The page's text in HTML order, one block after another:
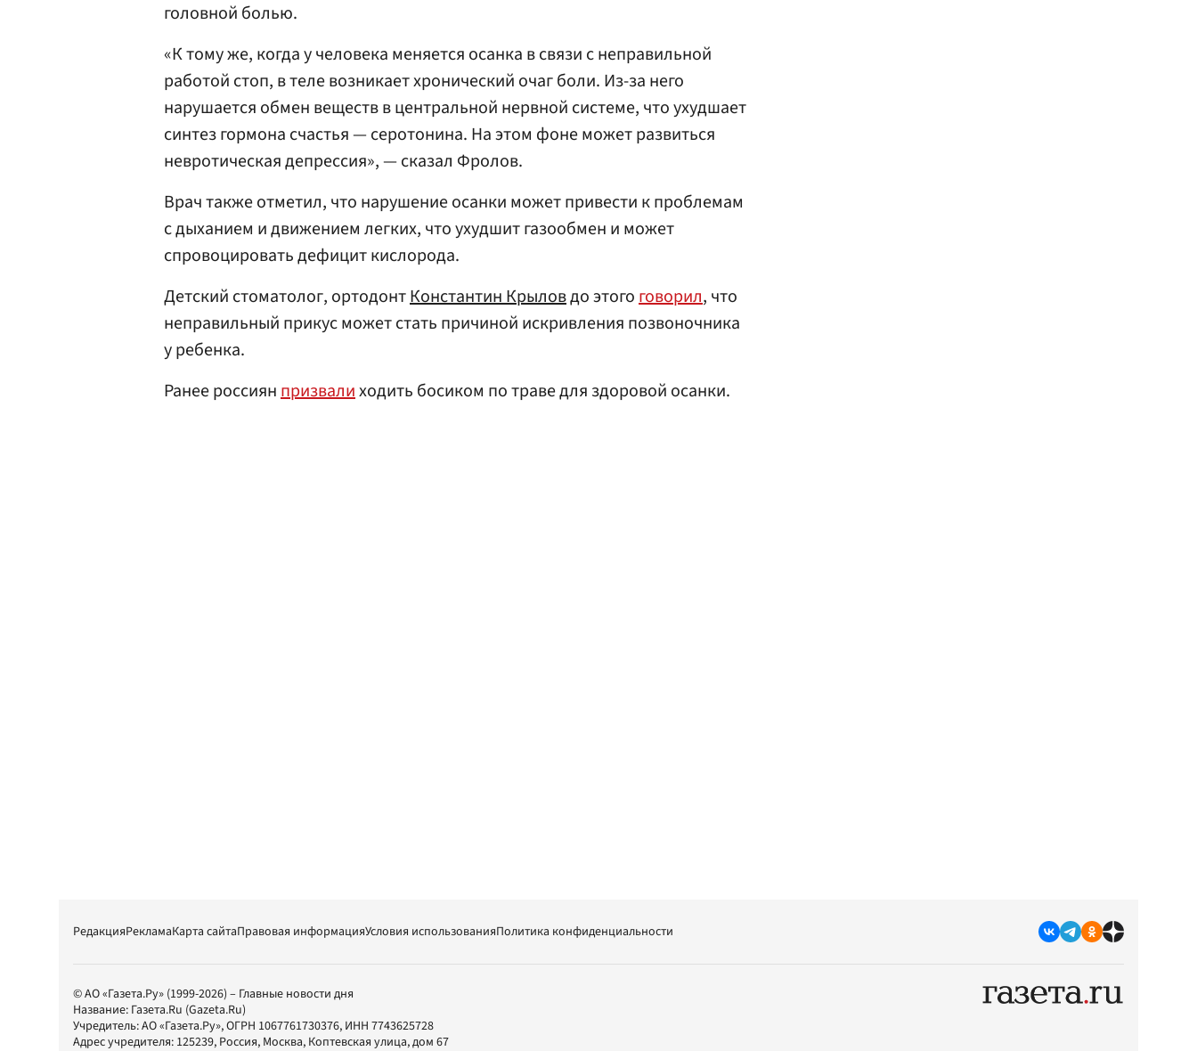
головной болью.
«К тому же, когда у человека меняется осанка в связи с неправильной
работой стоп, в теле возникает хронический очаг боли. Из-за него
нарушается обмен веществ в центральной нервной системе, что ухудшает
синтез гормона счастья — серотонина. На этом фоне может развиться
невротическая депрессия», — сказал Фролов.
Врач также отметил, что нарушение осанки может привести к проблемам
с дыханием и движением легких, что ухудшит газообмен и может
спровоцировать дефицит кислорода.
Детский стоматолог, ортодонтКонстантин Крыловдо этогоговорил, что
неправильный прикус может стать причиной искривления позвоночника
у ребенка.
Ранее россиянпризвалиходить босиком по траве для здоровой осанки.
РедакцияРекламаКарта сайтаПравовая информацияУсловия использованияПолитика конфиденциальности
© АО «Газета.Ру» (1999-2026) – Главные новости дня
Название: Газета.Ru (Gazeta.Ru)
Учредитель:АО «Газета.Ру», ОГРН 1067761730376, ИНН 7743625728
Адрес учредителя: 125239, Россия, Москва, Коптевская улица, дом 67